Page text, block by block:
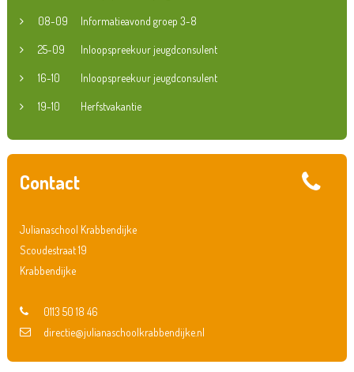
08-09 Informatieavond groep 3-8
25-09 Inloopspreekuur jeugdconsulent
16-10 Inloopspreekuur jeugdconsulent
19-10 Herfstvakantie
Contact
Julianaschool Krabbendijke
Scoudestraat 19
Krabbendijke
0113 50 18 46
directie@julianaschoolkrabbendijke.nl